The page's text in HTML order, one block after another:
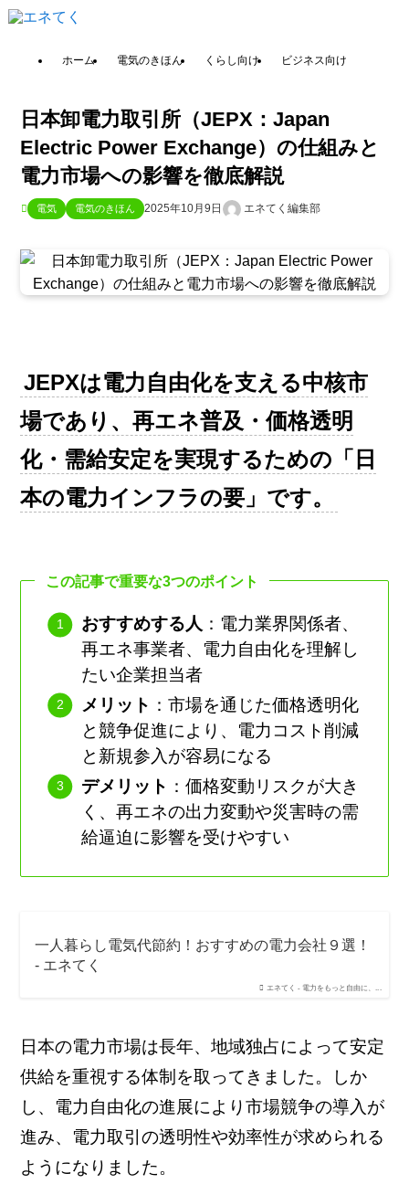
ホーム 電気のきほん くらし向け ビジネス向け
日本卸電力取引所（JEPX：Japan
Electric Power Exchange）の仕組みと
電力市場への影響を徹底解説
電気 電気のきほん 2025年10月9日 エネてく編集部
JEPXは電力自由化を支える中核市
場であり、再エネ普及・価格透明
化・需給安定を実現するための「日
本の電力インフラの要」です。
この記事で重要な3つのポイント
おすすめする人 ：電力業界関係者、
再エネ事業者、電力自由化を理解し
たい企業担当者
メリット ：市場を通じた価格透明化
と競争促進により、電力コスト削減
と新規参入が容易になる
デメリット ：価格変動リスクが大き
く、再エネの出力変動や災害時の需
給逼迫に影響を受けやすい
エネてく - 電力をもっと自由に、...
一人暮らし電気代節約！おすすめの電力会社９選！
- エネてく
日本の電力市場は長年、地域独占によって安定
供給を重視する体制を取ってきました。しか
し、電力自由化の進展により市場競争の導入が
進み、電力取引の透明性や効率性が求められる
ようになりました。